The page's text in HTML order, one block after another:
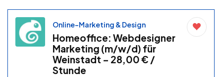
Online-Marketing & Design
Homeoffice: Webdesigner
Marketing (m/w/d) für
Weinstadt – 28,00 € /
Stunde